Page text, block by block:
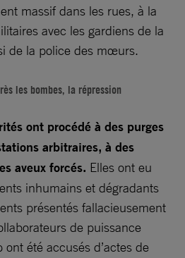
massif dans les rues, à la
avec les gardiens de la
de la police des mœurs.
les bombes, la répression
ont procédé à des purges
arbitraires, à des
aveux forcés. Elles ont eu
inhumains et dégradants
présentés fallacieusement
de puissance
été accusés d’actes de